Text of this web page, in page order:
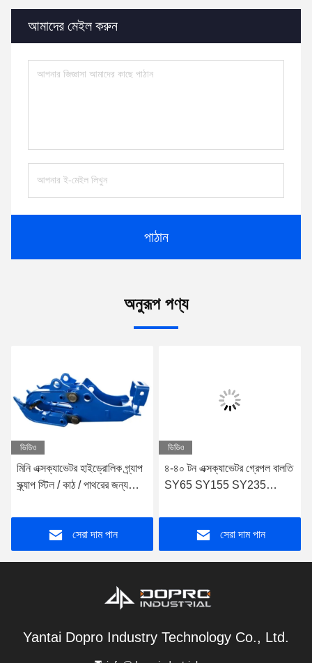
আমাদের মেইল করুন
পাঠান
অনুরূপ পণ্য
ভিডিও
মিনি এক্সক্যাভেটর হাইড্রোলিক গ্র্যাপ
স্ক্র্যাপ স্টিল / কাঠ / পাথরের জন্য
সেরা দাম পান
ভিডিও
৪-৪০ টন এক্সক্যাভেটর গ্রেপল বালতি
SY65 SY155 SY235
সেরা দাম পান
Yantai Dopro Industry Technology Co., Ltd.